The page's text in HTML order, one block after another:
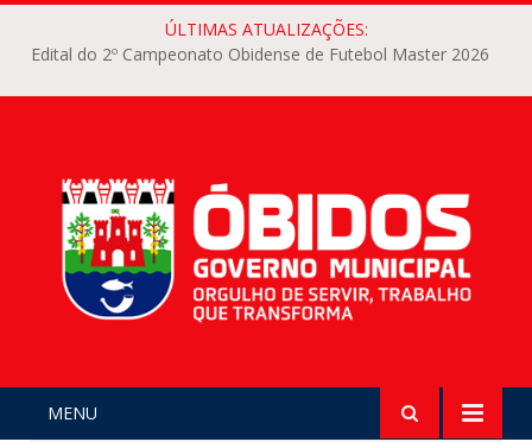
ÚLTIMAS ATUALIZAÇÕES:
Edital do 2º Campeonato Obidense de Futebol Master 2026
MENU